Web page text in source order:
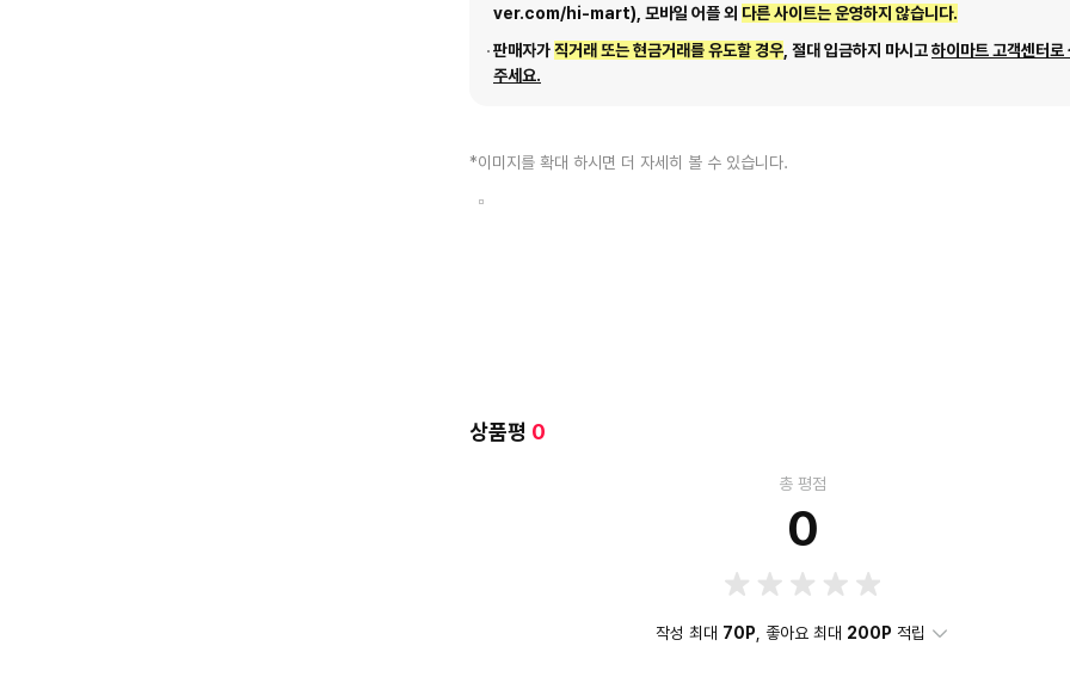
ver.com/hi-mart), 모바일 어플 외 다른 사이트는 운영하지 않습니다.
판매자가직거래 또는 현금거래를 유도할 경우 , 절대 입금하지 마시고하이마트 고객센터로
주세요.
*이미지를 확대 하시면 더 자세히 볼 수 있습니다.
상품평 0
총 평점
0
작성 최대 70P , 좋아요 최대 200P 적립